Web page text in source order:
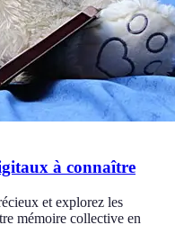
à connaître
et explorez les
mémoire collective en